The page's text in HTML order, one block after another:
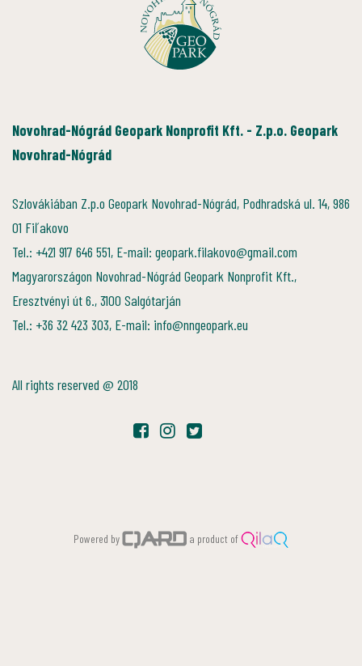
Novohrad-Nógrád Geopark Nonprofit Kft. - Z.p.o. Geopark
Novohrad-Nógrád
Szlovákiában Z.p.o Geopark Novohrad-Nógrád, Podhradská ul. 14, 986
01 Fiľakovo
Tel.: +421 917 646 551, E-mail: geopark.filakovo@gmail.com
Magyarországon Novohrad-Nógrád Geopark Nonprofit Kft.,
Eresztvényi út 6., 3100 Salgótarján
Tel.: +36 32 423 303, E-mail: info@nngeopark.eu
All rights reserved @ 2018
Powered by a product of